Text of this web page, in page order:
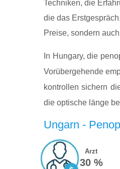
Techniken, die
die das
Preise, sondern
In Hungary, die
Vorübergehende
kontrollen sichern
die optische länge
Ungarn -
Arzt
30 %